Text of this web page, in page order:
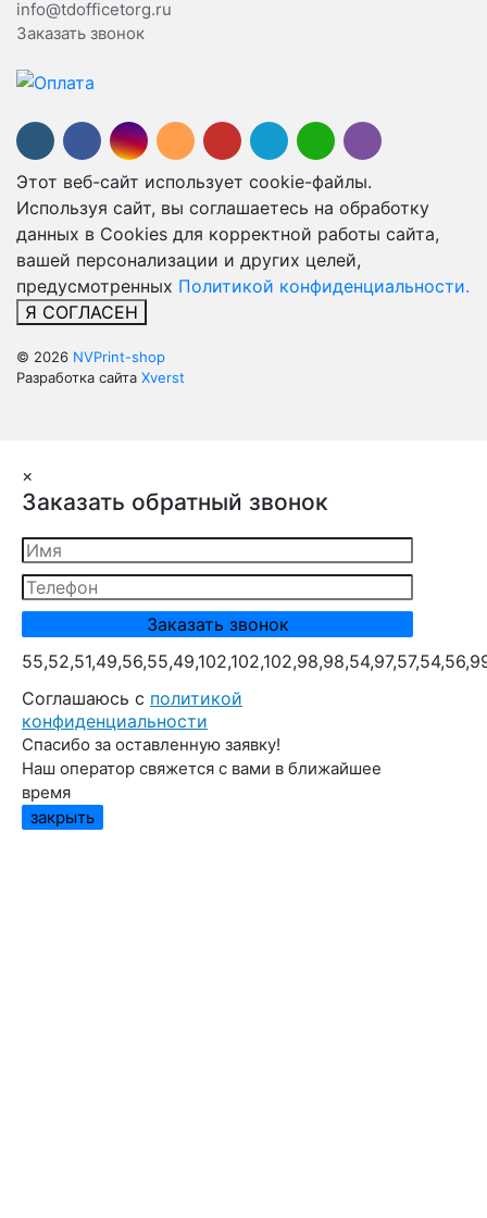
info@tdofficetorg.ru
Заказать звонок
Этот веб-сайт использует cookie-файлы.
Используя сайт, вы соглашаетесь на обработку
данных в Cookies для корректной работы сайта,
вашей персонализации и других целей,
предусмотренных Политикой конфиденциальности.
Я СОГЛАСЕН
© 2026 NVPrint-shop
Разработка сайта Xverst
×
Заказать обратный звонок
Cоглашаюсь с политикой
конфиденциальности
Спасибо за оставленную заявку!
Наш оператор свяжется с вами в ближайшее
время
закрыть